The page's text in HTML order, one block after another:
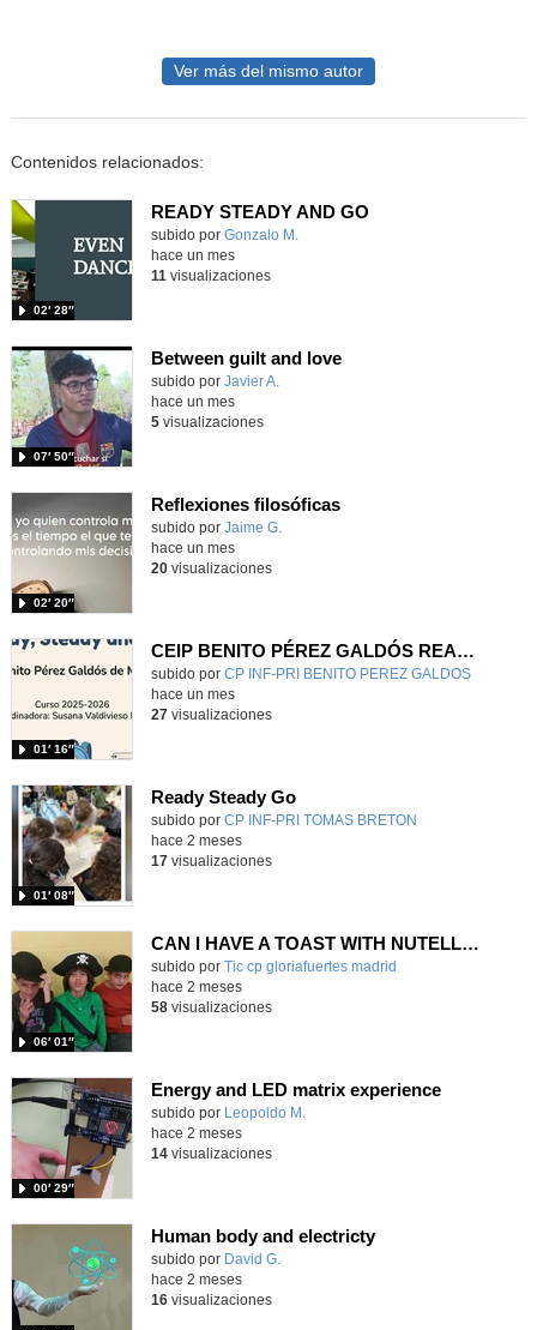
Ver más del mismo autor
Contenidos relacionados:
READY STEADY AND GO
Contenido educativo.
subido por Gonzalo M.
02′ 28″
hace un mes
11 visualizaciones
Between guilt and love
subido por Javier A.
07′ 50″
hace un mes
5visualizaciones
Reflexiones filosóficas
Contenido educativo.
subido por Jaime G.
02′ 20″
hace un mes
20visualizaciones
CEIP BENITO PÉREZ GALDÓS READY, STEADY & GO
Contenido educativo.
subido por CP INF-PRI BENITO PEREZ GALDOS
01′ 16″
-
hace un mes
27visualizaciones
Ready Steady Go
Contenido educativo.
subido por CP INF-PRI TOMAS BRETON
01′ 08″
hace 2 meses
17visualizaciones
CAN I HAVE A TOAST WITH NUTELLA? 4ºB
Contenido educativo.
subido por Tic cp gloriafuertes madrid
06′ 01″
hace 2 meses
58visualizaciones
Energy and LED matrix experience
Contenido educativo.
subido por Leopoldo M.
00′ 29″
hace 2 meses
14visualizaciones
Human body and electricty
Contenido educativo.
subido por David G.
hace 2 meses
16visualizaciones